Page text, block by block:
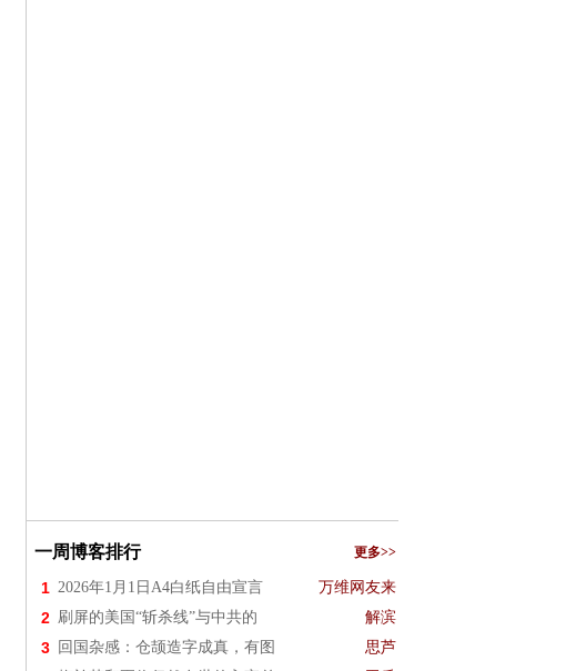
一周博客排行 更多>>
1 2026年1月1日A4白纸自由宣言 万维网友来
2 刷屏的美国“斩杀线”与中共的 解滨
3 回国杂感：仓颉造字成真，有图 思芦